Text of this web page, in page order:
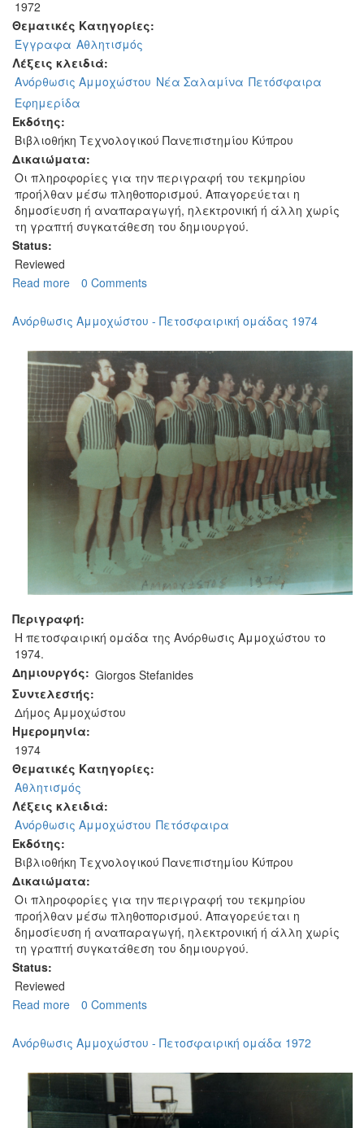
1972
Θεματικές Κατηγορίες:
Έγγραφα Αθλητισμός
Λέξεις κλειδιά:
Ανόρθωσις Αμμοχώστου Νέα Σαλαμίνα Πετόσφαιρα
Εφημερίδα
Εκδότης:
Βιβλιοθήκη Τεχνολογικού Πανεπιστημίου Κύπρου
Δικαιώματα:
Οι πληροφορίες για την περιγραφή του τεκμηρίου
προήλθαν μέσω πληθοπορισμού. Απαγορεύεται η
δημοσίευση ή αναπαραγωγή, ηλεκτρονική ή άλλη χωρίς
τη γραπτή συγκατάθεση του δημιουργού.
Status:
Reviewed
Read more about
πετοσφαιρικό
βαρωσιώτικο
ντέρμπι
το
1972
0 Comments
Ανόρθωσις Αμμοχώστου - Πετοσφαιρική ομάδας 1974
Περιγραφή:
Η πετοσφαιρική ομάδα της Ανόρθωσις Αμμοχώστου το
1974.
Δημιουργός: Giorgos Stefanides
Συντελεστής:
Δήμος Αμμοχώστου
Ημερομηνία:
1974
Θεματικές Κατηγορίες:
Αθλητισμός
Λέξεις κλειδιά:
Ανόρθωσις Αμμοχώστου Πετόσφαιρα
Εκδότης:
Βιβλιοθήκη Τεχνολογικού Πανεπιστημίου Κύπρου
Δικαιώματα:
Οι πληροφορίες για την περιγραφή του τεκμηρίου
προήλθαν μέσω πληθοπορισμού. Απαγορεύεται η
δημοσίευση ή αναπαραγωγή, ηλεκτρονική ή άλλη χωρίς
τη γραπτή συγκατάθεση του δημιουργού.
Status:
Reviewed
Read more about
Αμμοχώστου
-
Πετοσφαιρική
ομάδας
0 Comments
Ανόρθωσις Αμμοχώστου - Πετοσφαιρική ομάδα 1972